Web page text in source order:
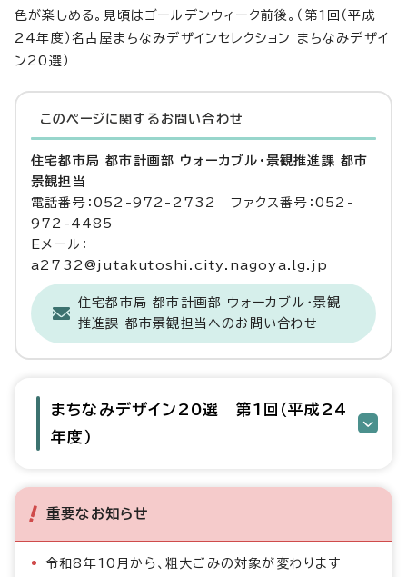
色が楽しめる。見頃はゴールデンウィーク前後。（第1回（平成
24年度）名古屋まちなみデザインセレクション まちなみデザイ
ン20選）
このページに関する お問い合わせ
住宅都市局 都市計画部 ウォーカブル・景観推進課 都市
景観担当
電話番号：052-972-2732 ファクス番号：052-
972-4485
Eメール：
a2732@jutakutoshi.city.nagoya.lg.jp
住宅都市局 都市計画部 ウォーカブル・景観
推進課 都市景観担当へのお問い合わせ
まちなみデザイン20選 第1回（平成24
年度）
重要なお知らせ
令和8年10月から、粗大ごみの対象が変わります